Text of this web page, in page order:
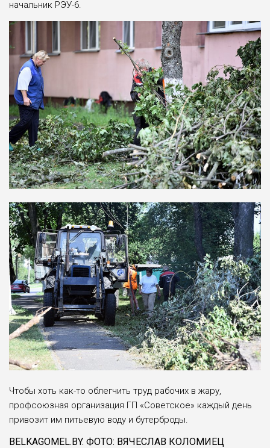
начальник РЭУ-6.
Чтобы хоть как-то облегчить труд рабочих в жару,
профсоюзная организация ГП «Советское» каждый день
привозит им питьевую воду и бутерброды.
BELKAGOMEL.BY. ФОТО: ВЯЧЕСЛАВ КОЛОМИЕЦ